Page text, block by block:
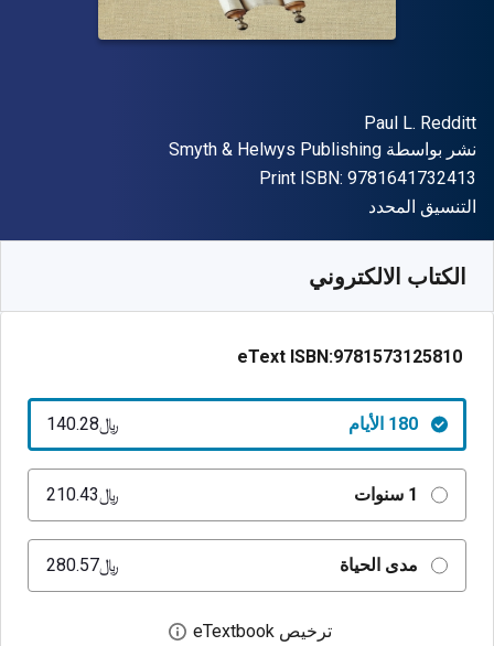
المؤلف (المؤلفون)
Paul L. Redditt
الناشر
نشر بواسطة Smyth & Helwys Publishing
Print ISBN: 9781641732413
شكل
التنسيق المحدد
الكتاب الالكتروني
eText ISBN:9781573125810
180 الأيام ﷼‎140.28
1 سنوات ﷼‎210.43
مدى الحياة ﷼‎280.57
ترخيص eTextbook افتح مربع حوار